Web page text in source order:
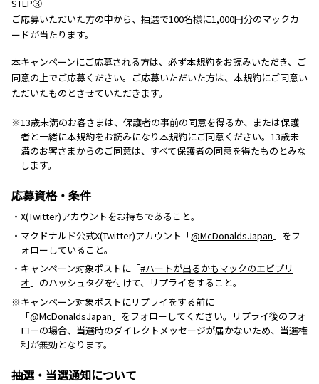
STEP③
ご応募いただいた方の中から、抽選で100名様に1,000円分のマックカ
ードが当たります。
本キャンペーンにご応募される方は、必ず本規約をお読みいただき、ご
同意の上でご応募ください。ご応募いただいた方は、本規約にご同意い
ただいたものとさせていただきます。
※13歳未満のお客さまは、保護者の事前の同意を得るか、または保護
者と一緒に本規約をお読みになり本規約にご同意ください。13歳未
満のお客さまからのご同意は、すべて保護者の同意を得たものとみな
します。
応募資格・条件
・X(Twitter)アカウントをお持ちであること。
・マクドナルド公式X(Twitter)アカウント「@McDonaldsJapan 」をフ
ォローしていること。
・キャンペーン対象ポストに「#ハートが出るかもマックのエビプリ
オ 」のハッシュタグを付けて、リプライをすること。
※キャンペーン対象ポストにリプライをする前に
「@McDonaldsJapan 」をフォローしてください。リプライ後のフォ
ローの場合、当選時のダイレクトメッセージが届かないため、当選権
利が無効となります。
抽選・当選通知について